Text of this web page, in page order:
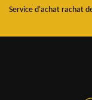
Service d'achat rachat